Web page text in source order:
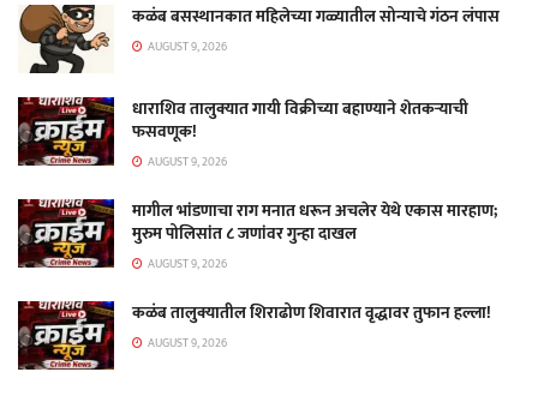
कळंब बसस्थानकात महिलेच्या गळ्यातील सोन्याचे गंठन लंपास
AUGUST 9, 2026
धाराशिव तालुक्यात गायी विक्रीच्या बहाण्याने शेतकऱ्याची
फसवणूक!
AUGUST 9, 2026
मागील भांडणाचा राग मनात धरून अचलेर येथे एकास मारहाण;
मुरुम पोलिसांत ८ जणांवर गुन्हा दाखल
AUGUST 9, 2026
कळंब तालुक्यातील शिराढोण शिवारात वृद्धावर तुफान हल्ला!
AUGUST 9, 2026